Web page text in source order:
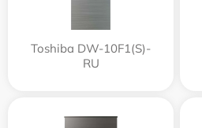
Toshiba DW-10F1(S)-
RU